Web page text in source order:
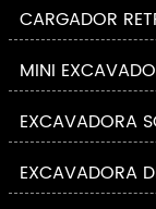
CARGADOR
MINI
EXCAVADORA
EXCAVADORA